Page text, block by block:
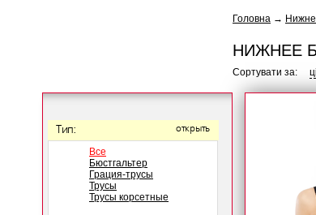
Тип: открыть
Все
Бюстгальтер
Грация-трусы
Трусы
Трусы корсетные
Головна →
НИЖНЕЕ
Сортувати за: